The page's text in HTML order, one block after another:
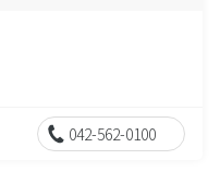
042-562-0100